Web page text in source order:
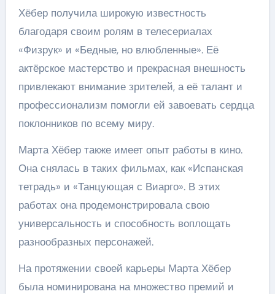
Хёбер получила широкую известность
благодаря своим ролям в телесериалах
«Физрук» и «Бедные, но влюбленные». Её
актёрское мастерство и прекрасная внешность
привлекают внимание зрителей, а её талант и
профессионализм помогли ей завоевать сердца
поклонников по всему миру.
Марта Хёбер также имеет опыт работы в кино.
Она снялась в таких фильмах, как «Испанская
тетрадь» и «Танцующая с Виарго». В этих
работах она продемонстрировала свою
универсальность и способность воплощать
разнообразных персонажей.
На протяжении своей карьеры Марта Хёбер
была номинирована на множество премий и